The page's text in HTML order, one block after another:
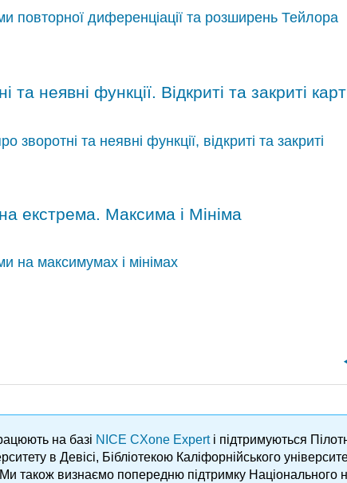
повторної диференціації та розширень Тейлора
та неявні функції. Відкриті та закриті
зворотні та неявні функції, відкриті та закриті
екстрема. Максима і Мініма
на максимумах і мінімах
на базі NICE CXone Expert і підтримуються
в Девісі, Бібліотекою Каліфорнійського
Ми також визнаємо попередню підтримку